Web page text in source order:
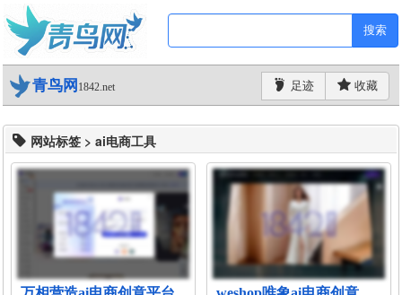
搜索
青鸟网 1842.net 足迹 收藏
网站标签 > ai电商工具